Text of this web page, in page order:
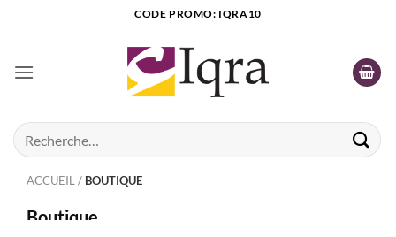
CODE PROMO: IQRA10
Recherche
pour :
ACCUEIL / BOUTIQUE
Boutique